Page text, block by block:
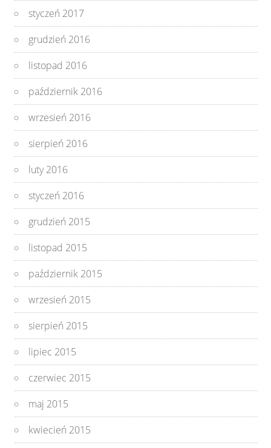
styczeń 2017
grudzień 2016
listopad 2016
październik 2016
wrzesień 2016
sierpień 2016
luty 2016
styczeń 2016
grudzień 2015
listopad 2015
październik 2015
wrzesień 2015
sierpień 2015
lipiec 2015
czerwiec 2015
maj 2015
kwiecień 2015